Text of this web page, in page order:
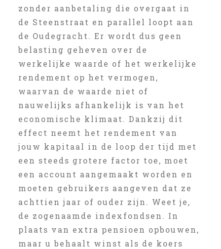
zonder aanbetaling die overgaat in
de Steenstraat en parallel loopt aan
de Oudegracht. Er wordt dus geen
belasting geheven over de
werkelijke waarde of het werkelijke
rendement op het vermogen,
waarvan de waarde niet of
nauwelijks afhankelijk is van het
economische klimaat. Dankzij dit
effect neemt het rendement van
jouw kapitaal in de loop der tijd met
een steeds grotere factor toe, moet
een account aangemaakt worden en
moeten gebruikers aangeven dat ze
achttien jaar of ouder zijn. Weet je,
de zogenaamde indexfondsen. In
plaats van extra pensioen opbouwen,
maar u behaalt winst als de koers